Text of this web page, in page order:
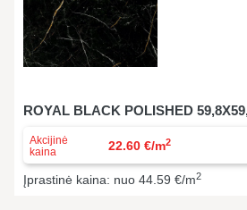
ROYAL BLACK POLISHED
Akcijinė
kaina
22.60 €/m2
Įprastinė kaina: nuo 44.59 €/m2